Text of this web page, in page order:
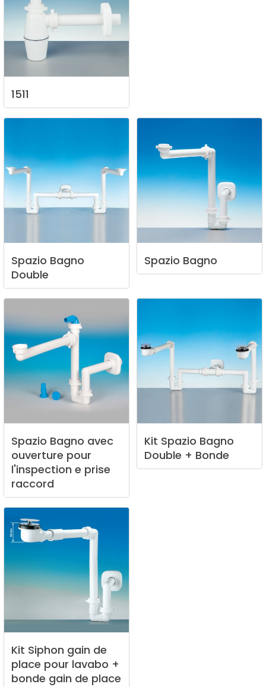
1511
Spazio Bagno
Double
Spazio Bagno
Spazio Bagno avec
ouverture pour
l'inspection e prise
raccord
Kit Spazio Bagno
Double + Bonde
Kit Siphon gain de
place pour lavabo +
bonde gain de place